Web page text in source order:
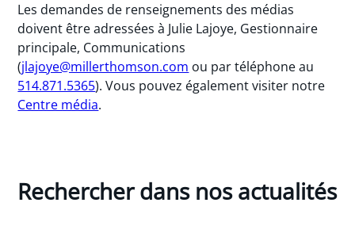
Les demandes de renseignements des médias
doivent être adressées à Julie Lajoye, Gestionnaire
principale, Communications
(jlajoye@millerthomson.com ou par téléphone au
514.871.5365). Vous pouvez également visiter notre
Centre média.
Rechercher dans nos actualités